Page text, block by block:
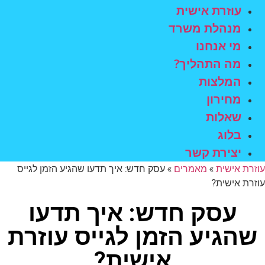
עוזרת אישית
מנהלת משרד
מי אנחנו
מה התהליך?
המלצות
מחירון
שאלות
בלוג
יצירת קשר
עוזרת אישית» מאמרים »עסק חדש: איך תדעו שהגיע הזמן לגייס
עוזרת אישית?
עסק חדש: איך תדעו
שהגיע הזמן לגייס עוזרת